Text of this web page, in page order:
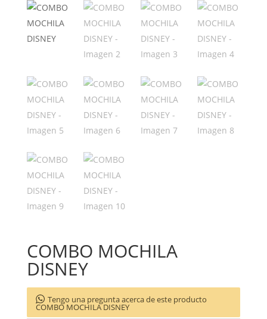
COMBO MOCHILA
DISNEY
Tengo una pregunta acerca de este producto
COMBO MOCHILA DISNEY